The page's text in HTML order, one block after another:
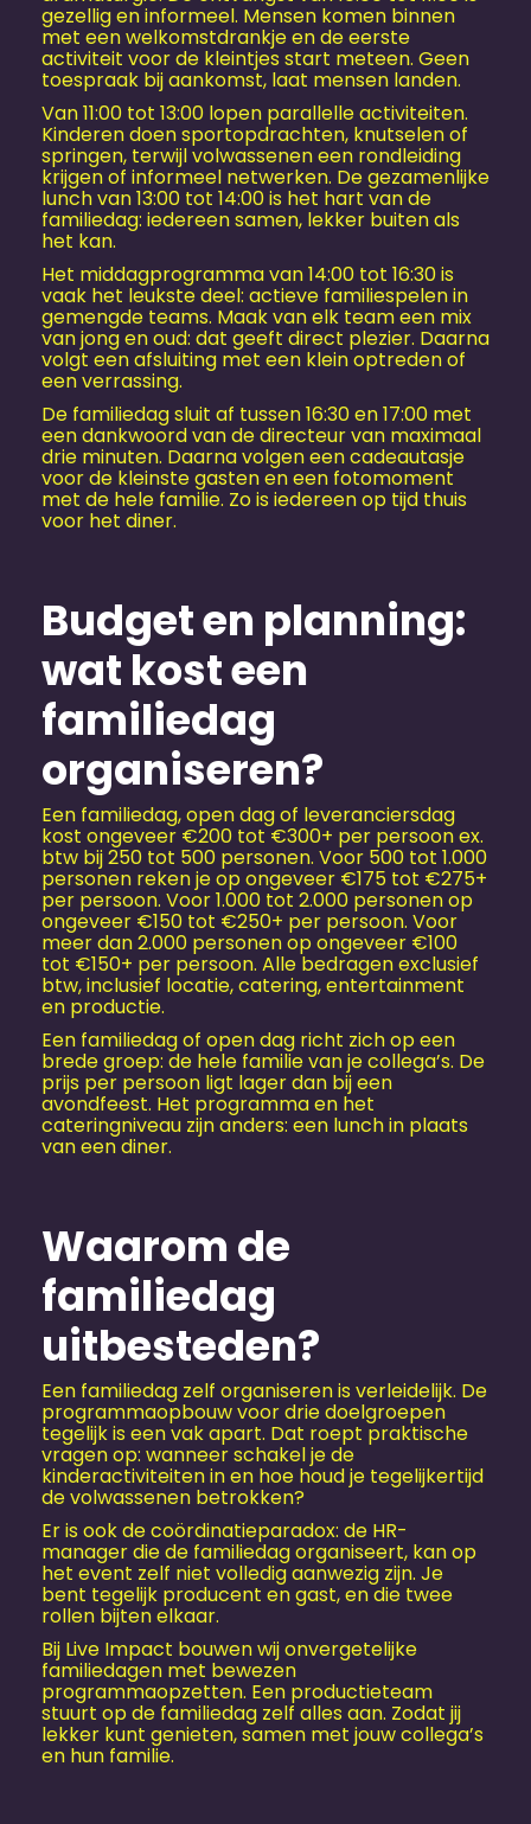
gezellig en informeel. Mensen komen binnen
met een welkomstdrankje en de eerste
activiteit voor de kleintjes start meteen. Geen
toespraak bij aankomst, laat mensen landen.
Van 11:00 tot 13:00 lopen parallelle activiteiten.
Kinderen doen sportopdrachten, knutselen of
springen, terwijl volwassenen een rondleiding
krijgen of informeel netwerken. De gezamenlijke
lunch van 13:00 tot 14:00 is het hart van de
familiedag: iedereen samen, lekker buiten als
het kan.
Het middagprogramma van 14:00 tot 16:30 is
vaak het leukste deel: actieve familiespelen in
gemengde teams. Maak van elk team een mix
van jong en oud: dat geeft direct plezier. Daarna
volgt een afsluiting met een klein optreden of
een verrassing.
De familiedag sluit af tussen 16:30 en 17:00 met
een dankwoord van de directeur van maximaal
drie minuten. Daarna volgen een cadeautasje
voor de kleinste gasten en een fotomoment
met de hele familie. Zo is iedereen op tijd thuis
voor het diner.
Budget en planning:
wat kost een
familiedag
organiseren?
Een familiedag, open dag of leveranciersdag
kost ongeveer €200 tot €300+ per persoon ex.
btw bij 250 tot 500 personen. Voor 500 tot 1.000
personen reken je op ongeveer €175 tot €275+
per persoon. Voor 1.000 tot 2.000 personen op
ongeveer €150 tot €250+ per persoon. Voor
meer dan 2.000 personen op ongeveer €100
tot €150+ per persoon. Alle bedragen exclusief
btw, inclusief locatie, catering, entertainment
en productie.
Een familiedag of open dag richt zich op een
brede groep: de hele familie van je collega’s. De
prijs per persoon ligt lager dan bij een
avondfeest. Het programma en het
cateringniveau zijn anders: een lunch in plaats
van een diner.
Waarom de
familiedag
uitbesteden?
Een familiedag zelf organiseren is verleidelijk. De
programmaopbouw voor drie doelgroepen
tegelijk is een vak apart. Dat roept praktische
vragen op: wanneer schakel je de
kinderactiviteiten in en hoe houd je tegelijkertijd
de volwassenen betrokken?
Er is ook de coördinatieparadox: de HR-
manager die de familiedag organiseert, kan op
het event zelf niet volledig aanwezig zijn. Je
bent tegelijk producent en gast, en die twee
rollen bijten elkaar.
Bij Live Impact bouwen wij onvergetelijke
familiedagen met bewezen
programmaopzetten. Een productieteam
stuurt op de familiedag zelf alles aan. Zodat jij
lekker kunt genieten, samen met jouw collega’s
en hun familie.